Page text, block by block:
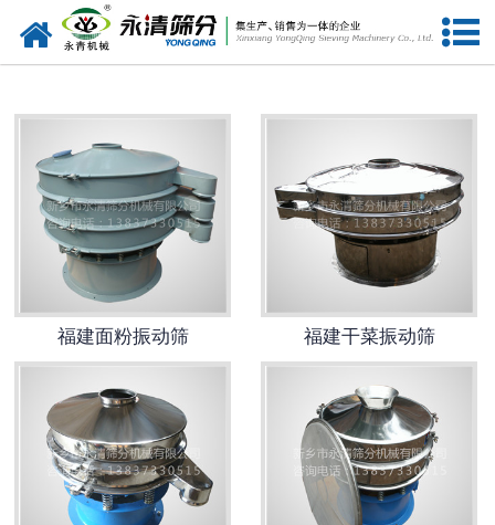
网站首页
福建振动电机
福建输送设备
福建振动平台
福建仓壁振动器
福建筛机配件
福建面粉振动筛 福建干菜振动筛